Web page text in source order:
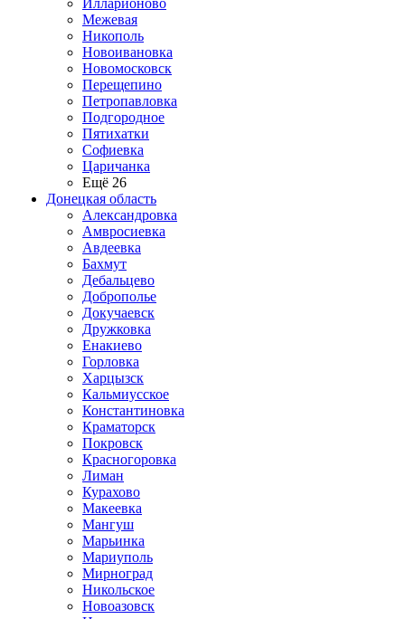
Илларионово
Межевая
Никополь
Новоивановка
Новомосковск
Перещепино
Петропавловка
Подгородное
Пятихатки
Софиевка
Царичанка
Ещё 26
Донецкая область
Александровка
Амвросиевка
Авдеевка
Бахмут
Дебальцево
Доброполье
Докучаевск
Дружковка
Енакиево
Горловка
Харцызск
Кальмиусское
Константиновка
Краматорск
Покровск
Красногоровка
Лиман
Курахово
Макеевка
Мангуш
Марьинка
Мариуполь
Мирноград
Никольское
Новоазовск